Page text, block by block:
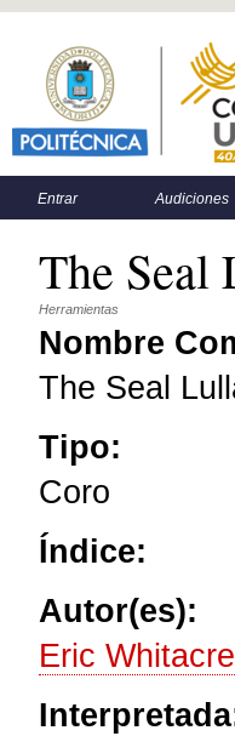
Menú principal
Menú secundario
Entrar Audiciones
The Seal
Herramientas
Nombre
The Seal
Tipo:
Coro
Índice:
Autor(es):
Eric Whitacre